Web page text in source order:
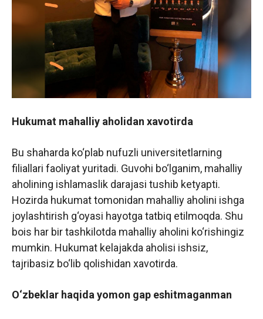
Hukumat mahalliy aholidan xavotirda
Bu shaharda ko‘plab nufuzli universitetlarning
filiallari faoliyat yuritadi. Guvohi bo‘lganim, mahalliy
aholining ishlamaslik darajasi tushib ketyapti.
Hozirda hukumat tomonidan mahalliy aholini ishga
joylashtirish g‘oyasi hayotga tatbiq etilmoqda. Shu
bois har bir tashkilotda mahalliy aholini ko‘rishingiz
mumkin. Hukumat kelajakda aholisi ishsiz,
tajribasiz bo‘lib qolishidan xavotirda.
O‘zbeklar haqida yomon gap eshitmaganman